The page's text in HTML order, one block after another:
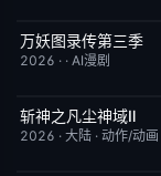
完结
万妖图录传第三季
2026 · · AI漫剧
更新至第09集
斩神之凡尘神域Ⅱ
2026 · 大陆 · 动作/动画